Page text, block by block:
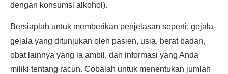
dengan konsumsi alkohol).
Bersiaplah untuk memberikan penjelasan seperti; gejala-
gejala yang ditunjukan oleh pasien, usia, berat badan,
obat lainnya yang ia ambil, dan informasi yang Anda
miliki tentang racun. Cobalah untuk menentukan jumlah